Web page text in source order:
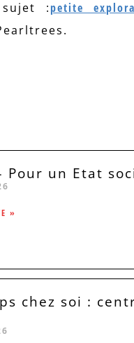
sujet :petite
Pour un Etat
»
chez soi :